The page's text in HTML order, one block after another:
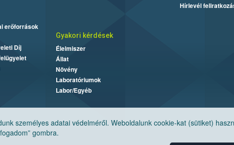
személyes adatai védelméről. Weboldalunk cookie-kat (sütiket)
gombra.
erőforrások
Díj
Hírlevél
Gyakori kérdések
Élelmiszer
Állat
Növény
Laboratóriumok
Labor/Egyéb